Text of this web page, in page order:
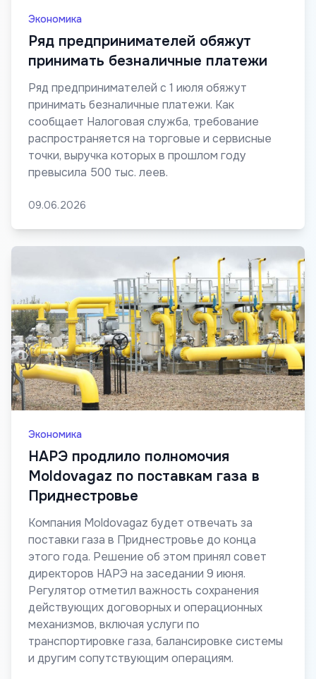
Экономика
Ряд предпринимателей обяжут
принимать безналичные платежи
Ряд предпринимателей с 1 июля обяжут
принимать безналичные платежи. Как
сообщает Налоговая служба, требование
распространяется на торговые и сервисные
точки, выручка которых в прошлом году
превысила 500 тыс. леев.
09.06.2026
Экономика
НАРЭ продлило полномочия
Moldovagaz по поставкам газа в
Приднестровье
Компания Moldovagaz будет отвечать за
поставки газа в Приднестровье до конца
этого года. Решение об этом принял совет
директоров НАРЭ на заседании 9 июня.
Регулятор отметил важность сохранения
действующих договорных и операционных
механизмов, включая услуги по
транспортировке газа, балансировке системы
и другим сопутствующим операциям.